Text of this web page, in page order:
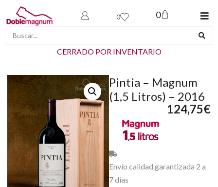
0 0
CERRADO POR INVENTARIO
Pintia – Magnum
(1,5 Litros) – 2016
124,75€
Envío calidad garantizada 2 a
7 días